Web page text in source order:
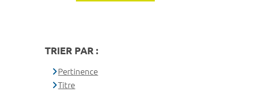
TRIER PAR :
Pertinence
Titre